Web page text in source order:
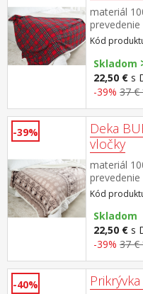
materiál
Kód
Skladom
22,50 € s
-39% 37
-39%
Deka
vločky
materiál
Kód
Skladom
22,50 € s
-39% 37
-40%